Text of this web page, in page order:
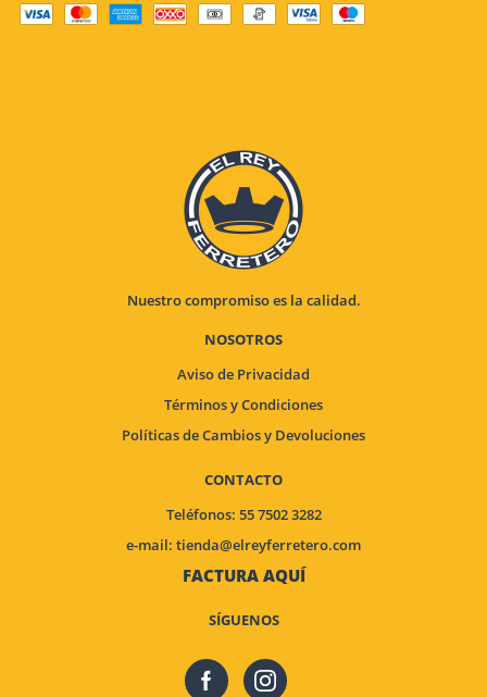
Nuestro compromiso es la calidad.
NOSOTROS
Aviso de Privacidad
Términos y Condiciones
Políticas de Cambios y Devoluciones
CONTACTO
Teléfonos: 55 7502 3282
e-mail: tienda@elreyferretero.com
FACTURA AQUÍ
SÍGUENOS